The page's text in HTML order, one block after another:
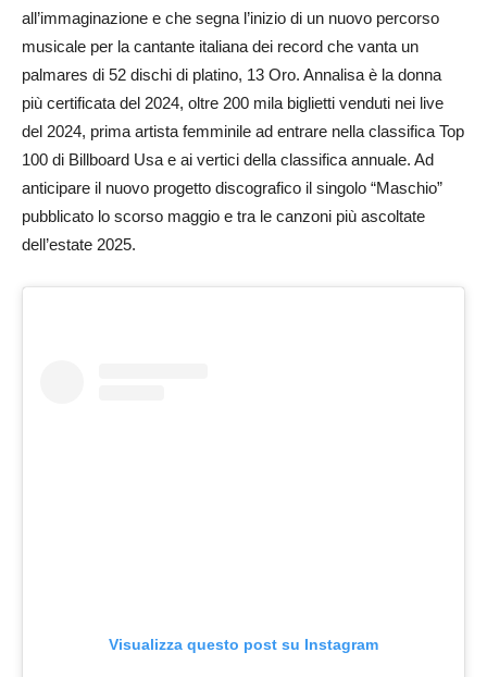
all’immaginazione e che segna l’inizio di un nuovo percorso
musicale per la cantante italiana dei record che vanta un
palmares di 52 dischi di platino, 13 Oro. Annalisa è la donna
più certificata del 2024, oltre 200 mila biglietti venduti nei live
del 2024, prima artista femminile ad entrare nella classifica Top
100 di Billboard Usa e ai vertici della classifica annuale. Ad
anticipare il nuovo progetto discografico il singolo “Maschio”
pubblicato lo scorso maggio e tra le canzoni più ascoltate
dell’estate 2025.
Visualizza questo post su Instagram